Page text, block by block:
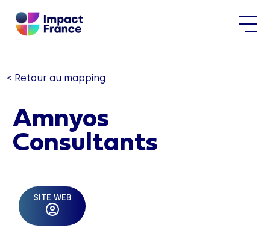
< Retour au mapping
Amnyos
Consultants
SITE WEB